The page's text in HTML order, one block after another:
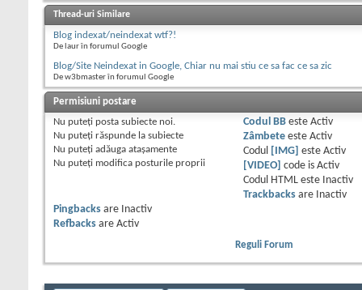
Thread-uri Similare
Blog indexat/neindexat wtf?!
De laur în forumul Google
Blog/Site Neindexat in Google, Chiar nu mai stiu ce sa fac ce sa zic
De w3bmaster în forumul Google
Permisiuni postare
Nu puteţi posta subiecte noi.
Nu puteţi răspunde la subiecte
Nu puteţi adăuga ataşamente
Nu puteţi modifica posturile proprii
Codul BBeste Activ
Zâmbeteeste Activ
Codul
[IMG] este Activ
[VIDEO]
code is Activ
Codul HTML este
Inactiv
Trackbacksare
Inactiv
Pingbacks are
Inactiv
Refbacks are Activ
Reguli Forum